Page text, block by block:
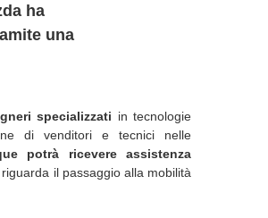
ha
una
specializzati in tecnologie
di venditori e tecnici nelle
potrà ricevere assistenza
il passaggio alla mobilità